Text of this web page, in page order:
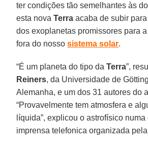
ter condições tão semelhantes às
esta novaTerra acaba de subir
dos exoplanetas promissores para
fora do nossosistema solar.
“É um planeta do tipo daTerra”,
Reiners, da Universidade de
Alemanha, e um dos 31 autores do
“Provavelmente tem atmosfera e
líquida”, explicou o astrofísico
imprensa telefonica organizada